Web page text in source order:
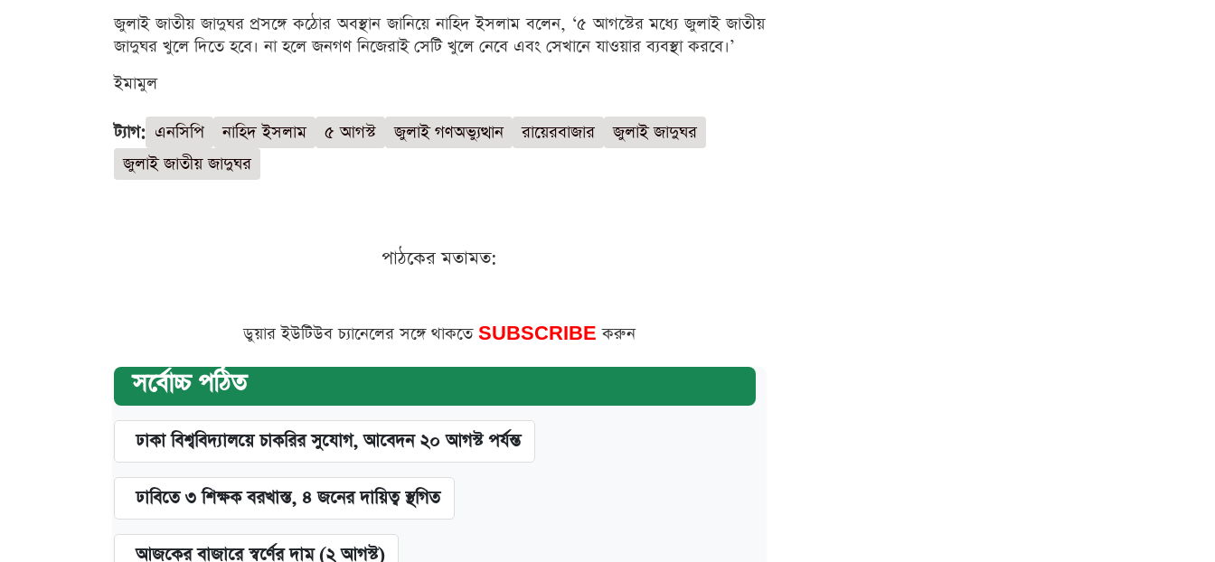
জুলাই জাতীয় জাদুঘর প্রসঙ্গে কঠোর অবস্থান জানিয়ে নাহিদ ইসলাম বলেন, ‘৫ আগস্টের মধ্যে জুলাই জাতীয়
জাদুঘর খুলে দিতে হবে। না হলে জনগণ নিজেরাই সেটি খুলে নেবে এবং সেখানে যাওয়ার ব্যবস্থা করবে।’
ইমামুল
ট্যাগ: এনসিপি নাহিদ ইসলাম ৫ আগস্ট জুলাই গণঅভ্যুত্থান রায়েরবাজার
জুলাই জাদুঘর
জুলাই জাতীয় জাদুঘর
পাঠকের মতামত:
ডুয়ার ইউটিউব চ্যানেলের সঙ্গে থাকতে SUBSCRIBEকরুন
সর্বোচ্চ পঠিত
ঢাকা বিশ্ববিদ্যালয়ে চাকরির সুযোগ, আবেদন ২০ আগস্ট পর্যন্ত
ঢাবিতে ৩ শিক্ষক বরখাস্ত, ৪ জনের দায়িত্ব স্থগিত
আজকের বাজারে স্বর্ণের দাম (২ আগস্ট)